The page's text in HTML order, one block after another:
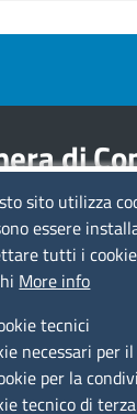
di
Legale di
0773/6721
di Frosinone:
0775/2751
sito utilizza
essere
tutti i
More info
tecnici
necessari per
per la
tecnico di